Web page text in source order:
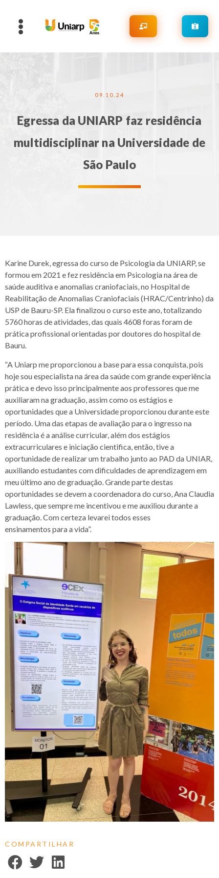
09.10.24
Egressa da UNIARP faz residência
multidisciplinar na Universidade de
São Paulo
Karine Durek, egressa do curso de Psicologia da UNIARP, se
formou em 2021 e fez residência em Psicologia na área de
saúde auditiva e anomalias craniofaciais, no Hospital de
Reabilitação de Anomalias Craniofaciais (HRAC/Centrinho) da
USP de Bauru-SP. Ela finalizou o curso este ano, totalizando
5760 horas de atividades, das quais 4608 foras foram de
prática profissional orientadas por doutores do hospital de
Bauru.
“A Uniarp me proporcionou a base para essa conquista, pois
hoje sou especialista na área da saúde com grande experiência
prática e devo isso principalmente aos professores que me
auxiliaram na graduação, assim como os estágios e
oportunidades que a Universidade proporcionou durante este
período. Uma das etapas de avaliação para o ingresso na
residência é a análise curricular, além dos estágios
extracurriculares e iniciação cientifica, então, tive a
oportunidade de realizar um trabalho junto ao PAD da UNIAR,
auxiliando estudantes com dificuldades de aprendizagem em
meu último ano de graduação. Grande parte destas
oportunidades se devem a coordenadora do curso, Ana Claudia
Lawless, que sempre me incentivou e me auxiliou durante a
graduação. Com certeza levarei todos esses
ensinamentos para a vida”.
COMPARTILHAR